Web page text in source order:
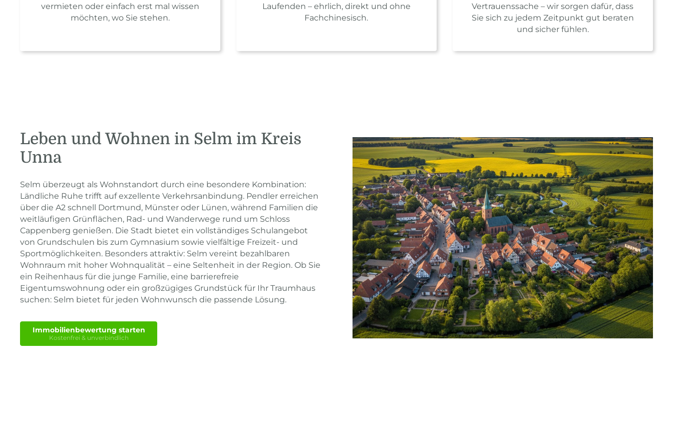
vermieten oder einfach erst mal wissen
möchten, wo Sie stehen.
Laufenden – ehrlich, direkt und ohne
Fachchinesisch.
Vertrauenssache – wir sorgen dafür, dass
Sie sich zu jedem Zeitpunkt gut beraten
und sicher fühlen.
Leben und Wohnen in Selm im Kreis
Unna
Selm überzeugt als Wohnstandort durch eine besondere Kombination:
Ländliche Ruhe trifft auf exzellente Verkehrsanbindung. Pendler erreichen
über die A2 schnell Dortmund, Münster oder Lünen, während Familien die
weitläufigen Grünflächen, Rad- und Wanderwege rund um Schloss
Cappenberg genießen. Die Stadt bietet ein vollständiges Schulangebot
von Grundschulen bis zum Gymnasium sowie vielfältige Freizeit- und
Sportmöglichkeiten. Besonders attraktiv: Selm vereint bezahlbaren
Wohnraum mit hoher Wohnqualität – eine Seltenheit in der Region. Ob Sie
ein Reihenhaus für die junge Familie, eine barrierefreie
Eigentumswohnung oder ein großzügiges Grundstück für Ihr Traumhaus
suchen: Selm bietet für jeden Wohnwunsch die passende Lösung.
Immobilienbewertung starten
Kostenfrei & unverbindlich